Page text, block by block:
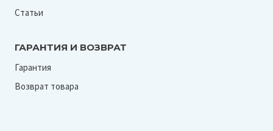
Статьи
ГАРАНТИЯ И ВОЗВРАТ
Гарантия
Возврат товара